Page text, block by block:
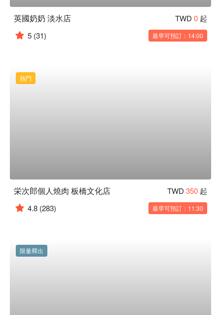
英國奶奶 淡水店 TWD 0 起
5 (31) 最早可預訂：14:00
熱門
栄次郎個人燒肉 板橋文化店 TWD 350 起
4.8 (283) 最早可預訂：11:30
限量釋出